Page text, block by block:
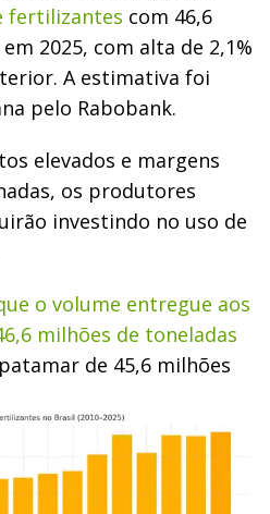
fertilizantes com 46,6
2025, com alta de 2,1%
A estimativa foi
pelo Rabobank.
elevados e margens
os produtores
investindo no uso de
o volume entregue aos
milhões de toneladas
de 45,6 milhões